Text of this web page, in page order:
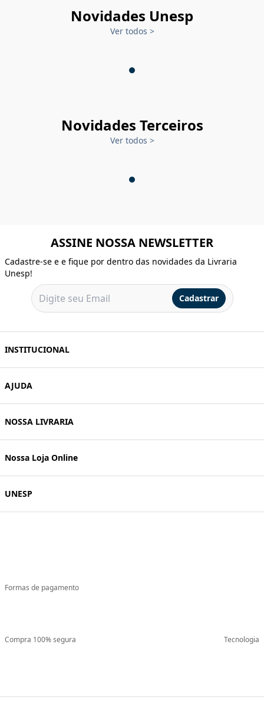
Novidades Unesp
Ver todos >
Novidades Terceiros
Ver todos >
ASSINE NOSSA NEWSLETTER
Cadastre-se e e fique por dentro das novidades da Livraria
Unesp!
Cadastrar
INSTITUCIONAL
AJUDA
NOSSA LIVRARIA
Nossa Loja Online
UNESP
Formas de pagamento
Compra 100% segura Tecnologia